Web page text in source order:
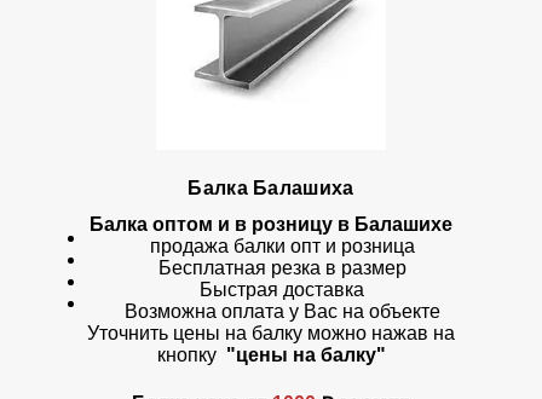
Балка Балашиха
Балка оптом и в розницу в Балашихе
продажа балки опт и розница
Бесплатная резка в размер
Быстрая доставка
Возможна оплата у Вас на объекте
Уточнить цены на балку можно нажав на
кнопку "цены на балку"